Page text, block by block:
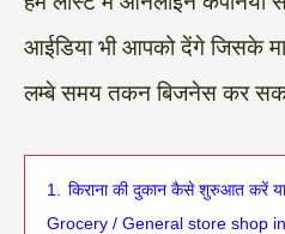
आईडिया भी आपको देंगे जिसके
लम्बे समय तकन बिजनेस कर
1.
किराना की दुकान कैसे शुरुआत करें
Grocery / General store shop